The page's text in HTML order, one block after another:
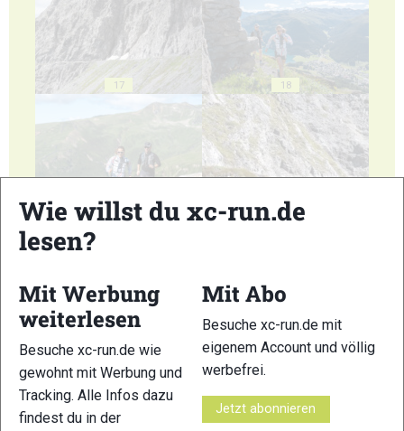
17 18
19 20
21 22
Wie willst du xc-run.de
lesen?
Mit Werbung
weiterlesen
Besuche xc-run.de wie
gewohnt mit Werbung und
Tracking. Alle Infos dazu
findest du in der
Mit Abo
Besuche xc-run.de mit
eigenem Account und völlig
werbefrei.
Jetzt abonnieren